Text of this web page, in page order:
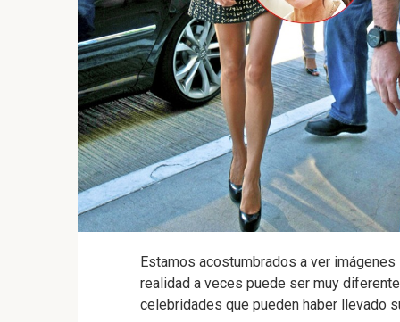
Estamos acostumbrados a ver
realidad a veces puede ser muy
celebridades que pueden haber llevado